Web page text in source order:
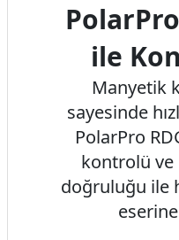
ile
Manyetik
sayesinde
PolarPro
kontrolü
doğruluğu ile